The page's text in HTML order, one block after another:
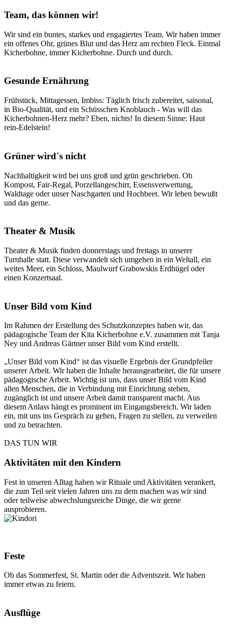
Team, das können wir!
Wir sind ein buntes, starkes und engagiertes Team. Wir haben immer
ein offenes Ohr, grünes Blut und das Herz am rechten Fleck. Einmal
Kicherbohne, immer Kicherbohne. Durch und durch.
Gesunde Ernährung
Frühstück, Mittagessen, Imbiss: Täglich frisch zubereitet, saisonal,
in Bio-Qualität, und ein Schüsschen Knoblauch - Was will das
Kicherbohnen-Herz mehr? Eben, nichts! In diesem Sinne: Haut
rein-Edelstein!
Grüner wird´s nicht
Nachhaltigkeit wird bei uns groß und grün geschrieben. Ob
Kompost, Fair-Regal, Porzellangeschirr, Essensverwertung,
Waldtage oder unser Naschgarten und Hochbeet. Wir leben bewußt
und das gerne.
Theater & Musik
Theater & Musik finden donnerstags und freitags in unserer
Turnhalle statt. Diese verwandelt sich umgehen in ein Weltall, ein
weites Meer, ein Schloss, Maulwurf Grabowskis Erdhügel oder
einen Konzertsaal.
Unser Bild vom Kind
Im Rahmen der Erstellung des Schutzkonzeptes haben wir, das
pädagogische Team der Kita Kicherbohne e.V. zusammen mit Tanja
Ney und Andreas Gärtner unser Bild vom Kind erstellt.
„Unser Bild vom Kind“ ist das visuelle Ergebnis der Grundpfeiler
unserer Arbeit. Wir haben die Inhalte herausgearbeitet, die für unsere
pädagogische Arbeit. Wichtig ist uns, dass unser Bild vom Kind
allen Menschen, die in Verbindung mit Einrichtung stehen,
zugänglich ist und unsere Arbeit damit transparent macht. Aus
diesem Anlass hängt es prominent im Eingangsbereich. Wir laden
ein, mit uns ins Gespräch zu gehen, Fragen zu stellen, zu verweilen
und zu betrachten.
DAS TUN WIR
Aktivitäten mit den Kindern
Fest in unseren Alltag haben wir Rituale und Aktivitäten verankert,
die zum Teil seit vielen Jahren uns zu dem machen was wir sind
oder teilweise abwechslungsreiche Dinge, die wir gerne
ausprobieren.
Feste
Ob das Sommerfest, St. Martin oder die Adventszeit. Wir haben
immer etwas zu feiern.
Ausflüge